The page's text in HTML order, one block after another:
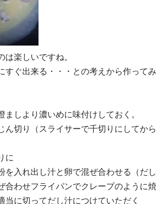
は楽しいですね。
すぐ出来る・・・との考えから作ってみ
ましより濃いめに味付けしておく。
ん切り（スライサーで千切りにしてか
に
を入れ出し汁と卵で混ぜ合わせる（だ
合わせフライパンでクレープのように焼
当に切ってだし汁につけていただく